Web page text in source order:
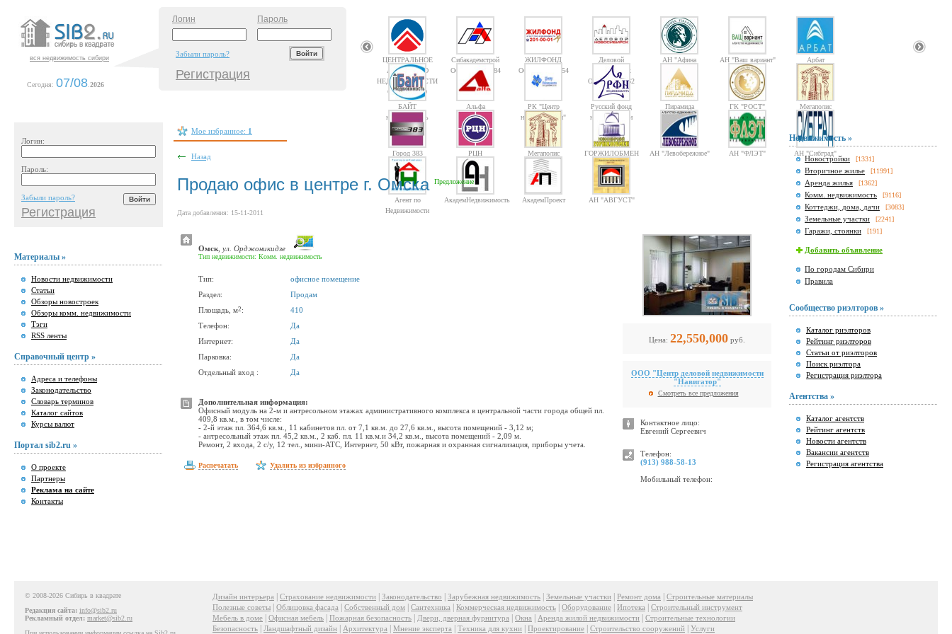
вся недвижимость сибири
Сегодня: 07/08 2026
Логин Пароль
Забыли пароль?
Регистрация
ЦЕНТРАЛЬНОЕ
АГЕНТСТВО
НЕДВИЖИМОСТИ
Объектов: 10
Сибакадемстрой
Объектов: 10084
ЖИЛФОНД
Объектов: 14754
Деловой
Новосибирск
Объектов: 1362
АН "Афина
Паллада"
АН "Ваш вариант" Арбат
БАЙТ
недвижимость
Альфа
РК "Центр
недвижимости"
Русский фонд
недвижимости
Пирамида ГК "РОСТ" Мегаполис
Город 383 РЦН Мегаполис ГОРЖИЛОБМЕН АН "Левобережное" АН "ФЛЭТ" АН "Сибград"
Агент по
Недвижимости
АкадемНедвижимость АкадемПроект АН "АВГУСТ"
Логин:
Пароль:
Забыли пароль?
Регистрация
Материалы »
Новости недвижимости
Статьи
Обзоры новостроек
Обзоры комм. недвижимости
Тэги
RSS ленты
Справочный центр »
Адреса и телефоны
Законодательство
Словарь терминов
Каталог сайтов
Курсы валют
Портал sib2.ru »
О проекте
Партнеры
Реклама на сайте
Контакты
Мое избранное: 1
Назад
Продаю офис в центре г. Омска Предложение
Дата добавления: 15-11-2011
Омск ул. Орджоникидзе
Тип недвижимости: Комм. недвижимость
Тип:
офисное помещение
Раздел:
Продам
Площадь, м2 :
410
Телефон:
Да
Интернет:
Да
Парковка:
Да
Отдельный вход :
Да
Дополнительная информация:
Офисный модуль на 2-м и антресольном этажах административного комплекса в центральной части города общей пл.
409,8 кв.м., в том числе:
- 2-й этаж пл. 364,6 кв.м., 11 кабинетов пл. от 7,1 кв.м. до 27,6 кв.м., высота помещений - 3,12 м;
- антресольный этаж пл. 45,2 кв.м., 2 каб. пл. 11 кв.м.и 34,2 кв.м., высота помещений - 2,09 м.
Ремонт, 2 входа, 2 с/у, 12 тел., мини-АТС, Интернет, 50 кВт, пожарная и охранная сигнализация, приборы учета.
Распечатать Удалить из избранного
Цена: 22,550,000 руб.
ООО "Центр деловой недвижимости
"Навигатор"
Смотреть все предложения
Контактное лицо:
Евгений Сергеевич
Телефон:
(913) 988-58-13
Мобильный телефон:
Недвижимость »
Новостройки [1331]
Вторичное жилье [11991]
Аренда жилья [1362]
Комм. недвижимость [9116]
Коттеджи, дома, дачи [3083]
Земельные участки [2241]
Гаражи, стоянки [191]
Добавить объявление
По городам Сибири
Правила
Сообщество риэлторов »
Каталог риэлторов
Рейтинг риэлторов
Статьи от риэлторов
Поиск риэлтора
Регистрация риэлтора
Агентства »
Каталог агентств
Рейтинг агентств
Новости агентств
Вакансии агентств
Регистрация агентства
© 2008-2026 Сибирь в квадрате
Редакция сайта: info@sib2.ru
Рекламный отдел: market@sib2.ru
Дизайн интерьера Страхование недвижимости Законодательство Зарубежная недвижимость Земельные участки Ремонт дома
Строительные материалы
Полезные советы
Облицовка фасада Собственный дом Сантехника Коммерческая недвижимость Оборудование Ипотека
Строительный инструмент
Мебель в доме
Офисная мебель Пожарная безопасность Двери, дверная фурнитура Окна Аренда жилой недвижимости
Строительные технологии
Безопасность
Ландшафтный дизайн Архитектура Мнение эксперта Техника для кухни Проектирование Строительство сооружений Услуги